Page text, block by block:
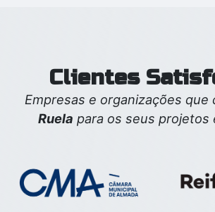
Clientes
Empresas e organizações que
Ruela para os seus projetos